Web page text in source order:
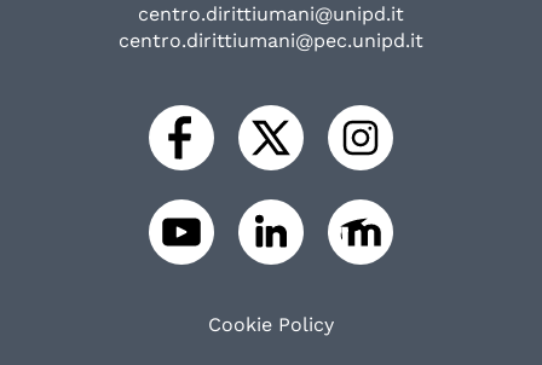
centro.dirittiumani@unipd.it
centro.dirittiumani@pec.unipd.it
Cookie Policy